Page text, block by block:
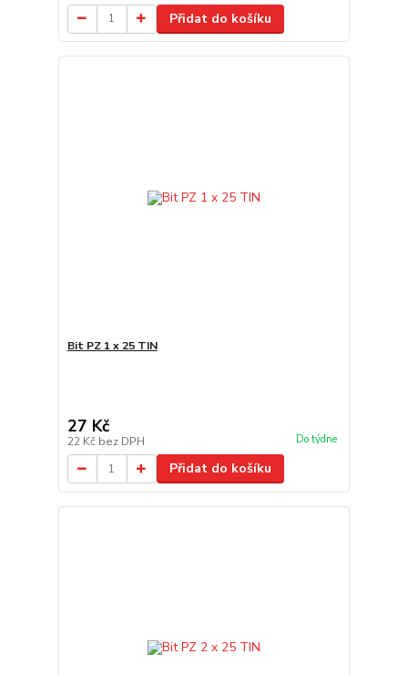
Přidat do košíku
Bit PZ 1 x 25 TIN
27 Kč
22 Kč bez DPH Do týdne
Přidat do košíku